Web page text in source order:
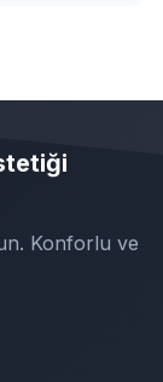
Konforlu ve